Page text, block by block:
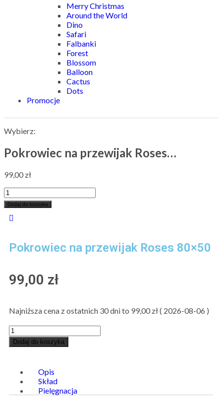
Merry Christmas
Around the World
Dino
Safari
Falbanki
Forest
Blossom
Balloon
Cactus
Dots
Promocje
Wybierz:
Pokrowiec na przewijak Roses…
99,00 zł
Dodaj do koszyka
Pokrowiec na przewijak Roses 80×50
99,00 zł
Najniższa cena z ostatnich 30 dni to 99,00 zł( 2026-08-06 )
Dodaj do koszyka
Opis
Skład
Pielęgnacja